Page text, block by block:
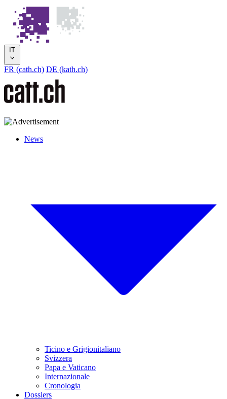
IT
FR (cath.ch) DE (kath.ch)
News
Ticino e Grigionitaliano
Svizzera
Papa e Vaticano
Internazionale
Cronologia
Dossiers